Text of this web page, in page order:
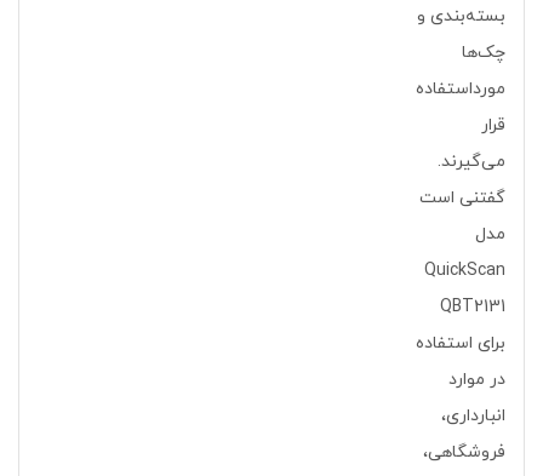
بسته‌بندی و
چک‌ها
مورداستفاده
قرار
می‌گیرند.
گفتنی است
مدل
QuickScan
QBT2131
برای استفاده
در موارد
انبارداری،
فروشگاهی،